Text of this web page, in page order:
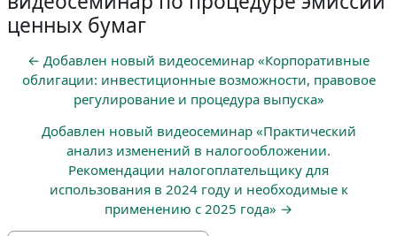
ценных бумаг
← Добавлен новый видеосеминар «Корпоративные
облигации: инвестиционные возможности, правовое
регулирование и процедура выпуска»
Добавлен новый видеосеминар «Практический
анализ изменений в налогообложении.
Рекомендации налогоплательщику для
использования в 2024 году и необходимые к
применению с 2025 года» →